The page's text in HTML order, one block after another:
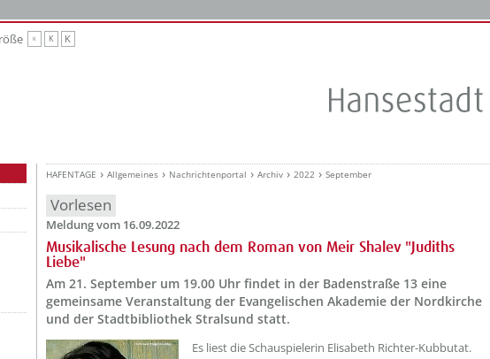
K K K
HAFENTAGE Allgemeines Nachrichtenportal Archiv 2022 September
Vorlesen
Meldung vom 16.09.2022
Musikalische Lesung nach dem Roman von Meir Shalev "Judiths
Liebe"
Am 21. September um 19.00 Uhr findet in der Badenstraße 13 eine
gemeinsame Veranstaltung der Evangelischen Akademie der Nordkirche
und der Stadtbibliothek Stralsund statt.
??? absaetzeOben[1]/titel ???
Es liest die Schauspielerin Elisabeth Richter-Kubbutat.